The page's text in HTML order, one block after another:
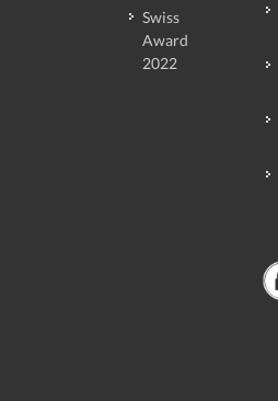
Swiss
Award
2022